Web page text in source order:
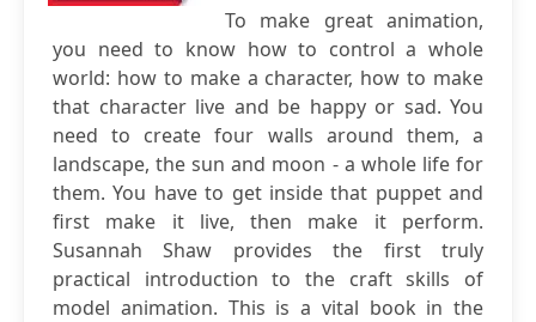
To make great animation,
you need to know how to control a whole
world: how to make a character, how to make
that character live and be happy or sad. You
need to create four walls around them, a
landscape, the sun and moon - a whole life for
them. You have to get inside that puppet and
first make it live, then make it perform.
Susannah Shaw provides the first truly
practical introduction to the craft skills of
model animation. This is a vital book in the